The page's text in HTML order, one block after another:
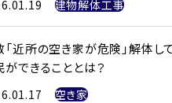
建物解体工事
「近所の空き家が危険」解体し
ができることとは？
空き家